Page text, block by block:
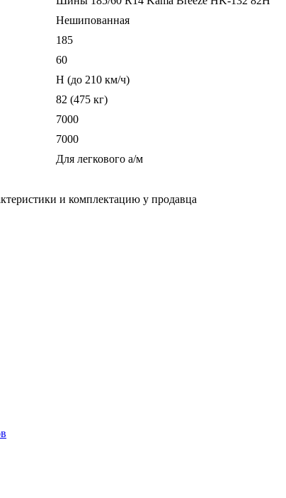
Нешипованная
185
60
H (до 210 км/ч)
82 (475 кг)
7000
7000
Для легкового а/м
и комплектацию у продавца